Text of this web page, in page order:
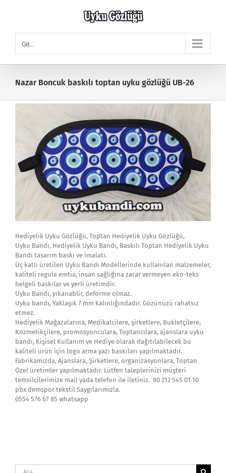
Git...
Nazar Boncuk baskılı toptan uyku gözlüğü UB-26
Hediyelik Uyku Gözlüğü, Toptan Hediyelik Uyku Gözlüğü,
Uyku Bandı, Hediyelik Uyku Bandı, Baskılı Toptan Hediyelik Uyku
Bandı tasarım baskı ve imalatı.
Üç katlı üretilen Uyku Bandı Modellerinde kullanılan malzemeler,
kaliteli regule emtia, insan sağlığına zarar vermeyen eko-teks
belgeli baskılar ve yerli üretimdir.
Uyku Bandı, yıkanablir, deforme olmaz.
Uyku bandı, Yaklaşık 7 mm kalınlığındadır. Gözünüzü rahatsız
etmez.
Hediyelik Mağazalarına, Medikalcilere, şirketlere, Bukletçilere,
Kozmetikçilere, promosyonculara, Toptancılara, ajanslara uyku
bandı, Kişisel Kullanım ve Hediye olarak dağıtılabilecek bu
kaliteli ürün için logo arma yazı baskıları yapılmaktadır.
Fabrikamızda, Ajanslara, Şirketlere, organizasyonlara, Toptan
Özel üretimler yapılmaktadır. Lütfen taleplerinizi müşteri
temsilcilerimize mail yada telefon ile iletiniz. 90 212 545 01 10
pbx demspor tekstil Saygılarımızla.
0554 576 67 85 whatsapp
Ara: